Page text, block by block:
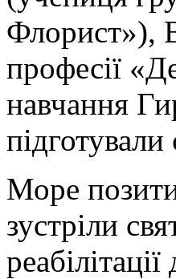
Флорист»),
професії
навчання
Море
зустріли